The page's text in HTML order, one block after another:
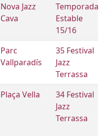
Nova Jazz
Cava
Temporada
Estable
15/16
Parc
Vallparadís
35 Festival
Jazz
Terrassa
Plaça Vella
34 Festival
Jazz
Terrassa